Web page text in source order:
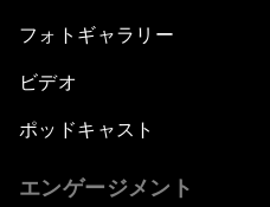
フォトギャラリー
ビデオ
ポッドキャスト
エンゲージメント